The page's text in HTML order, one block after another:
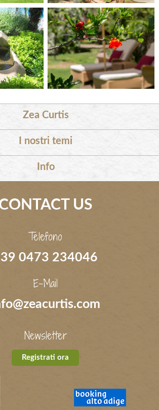
Zea Curtis
I nostri temi
Info
US
Telefono
0473 234046
E-Mail
Newsletter
Registrati ora